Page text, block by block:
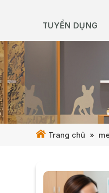
TUYỂN DỤNG
Trang chủ »